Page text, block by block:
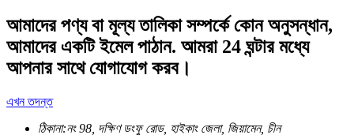
আমাদের পণ্য বা মূল্য তালিকা সম্পর্কে কোন অনুসন্ধান,
আমাদের একটি ইমেল পাঠান. আমরা 24 ঘন্টার মধ্যে
আপনার সাথে যোগাযোগ করব।
এখন তদন্ত
ঠিকানা:নং 98, দক্ষিণ ডংফু রোড, হাইকাং জেলা, জিয়ামেন, চীন